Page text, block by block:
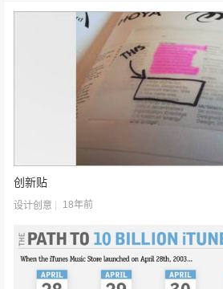
创新贴
设计创意 18年前